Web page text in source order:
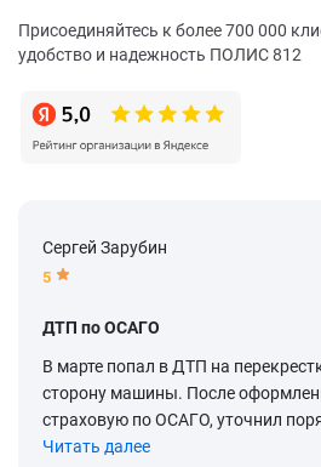
Присоединяйтесь к более 700 000
удобство и надежность ПОЛИС 812
Сергей Зарубин
5
ДТП по ОСАГО
В марте попал в ДТП на
сторону машины. После
страховую по ОСАГО, уточнил
Читать далее